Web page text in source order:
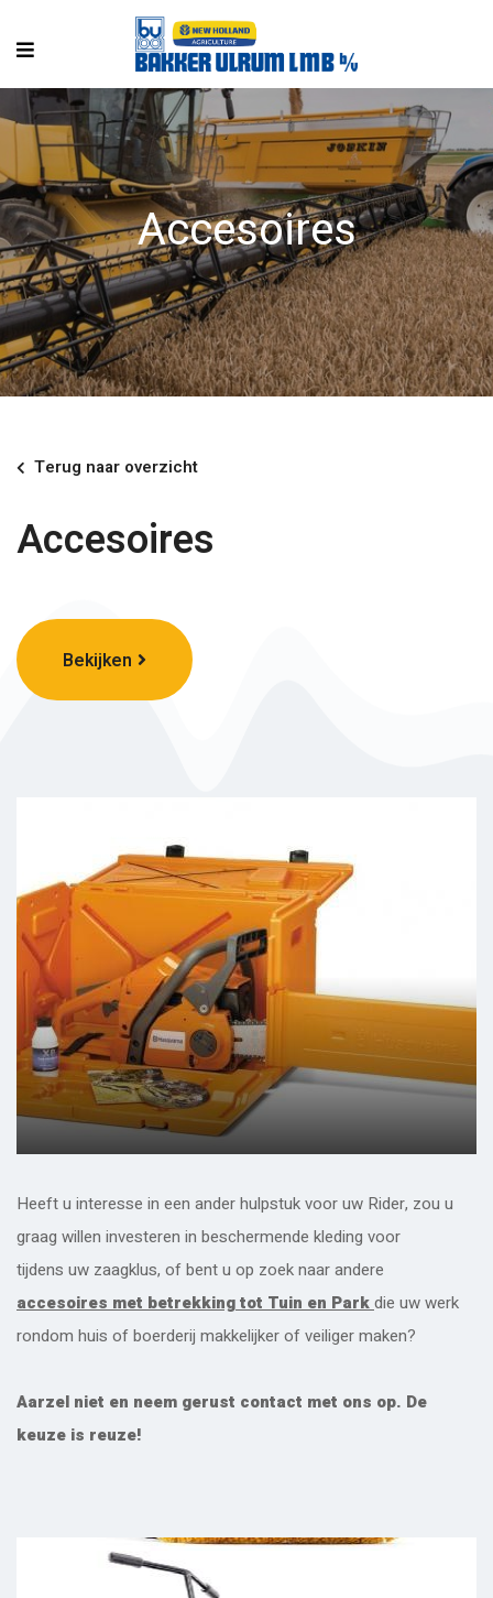
Accesoires
Terug naar overzicht
Accesoires
Bekijken
Heeft u interesse in een ander hulpstuk voor uw Rider, zou u
graag willen investeren in beschermende kleding voor
tijdens uw zaagklus, of bent u op zoek naar andere
accesoires met betrekking tot Tuin en Parkdie uw werk
rondom huis of boerderij makkelijker of veiliger maken?
Aarzel niet en neem gerust contact met ons op. De
keuze is reuze!